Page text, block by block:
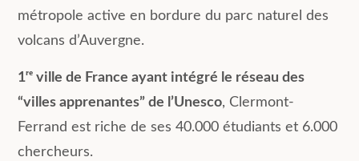
métropole active en bordure du parc naturel des
volcans d’Auvergne.
1ʳᵉ ville de France ayant intégré le réseau des
“villes apprenantes” de l’Unesco, Clermont-
Ferrand est riche de ses 40.000 étudiants et 6.000
chercheurs.